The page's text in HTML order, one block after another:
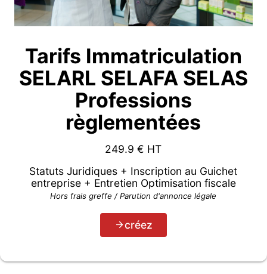
Tarifs Immatriculation
SELARL SELAFA SELAS
Professions
règlementées
249.9 € HT
Statuts Juridiques + Inscription au Guichet
entreprise + Entretien Optimisation fiscale
Hors frais greffe / Parution d'annonce légale
créez